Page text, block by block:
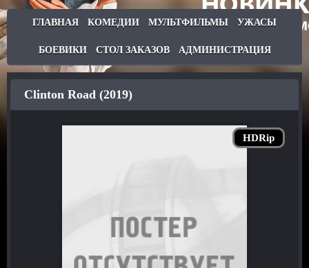
ГЛАВНАЯ КОМЕДИИ МУЛЬТФИЛЬМЫ УЖАСЫ
БОЕВИКИ СТОЛ ЗАКАЗОВ АДМИНИСТРАЦИЯ
HDRip
Clinton Road (2019)